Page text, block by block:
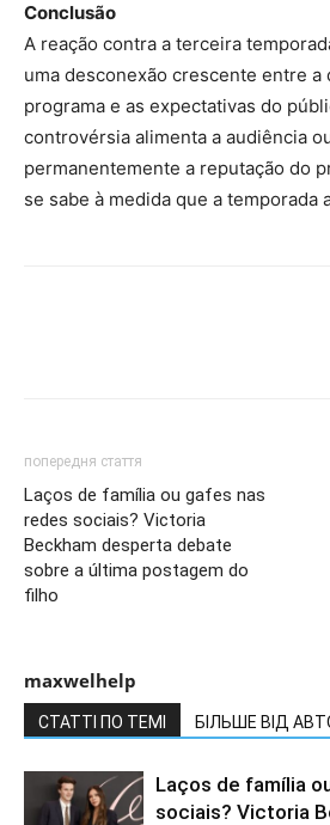
Conclusão
A reação contra a terceira
uma desconexão crescente entre a
programa e as expectativas do
controvérsia alimenta a audiência
permanentemente a reputação do
se sabe à medida que a temporada
попередня стаття
Laços de família ou gafes nas
redes sociais? Victoria
Beckham desperta debate
sobre a última postagem do
filho
maxwelhelp
СТАТТІ ПО ТЕМІ БІЛЬШЕ ВІД
Laços de família
sociais? Victoria